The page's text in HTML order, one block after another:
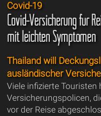
Covid-19
Covid-Versicherung für
mit leichten Symptomen
Thailand will
ausländischer
Viele infizierte Touristen
Versicherungspolicen,
vor der Reise